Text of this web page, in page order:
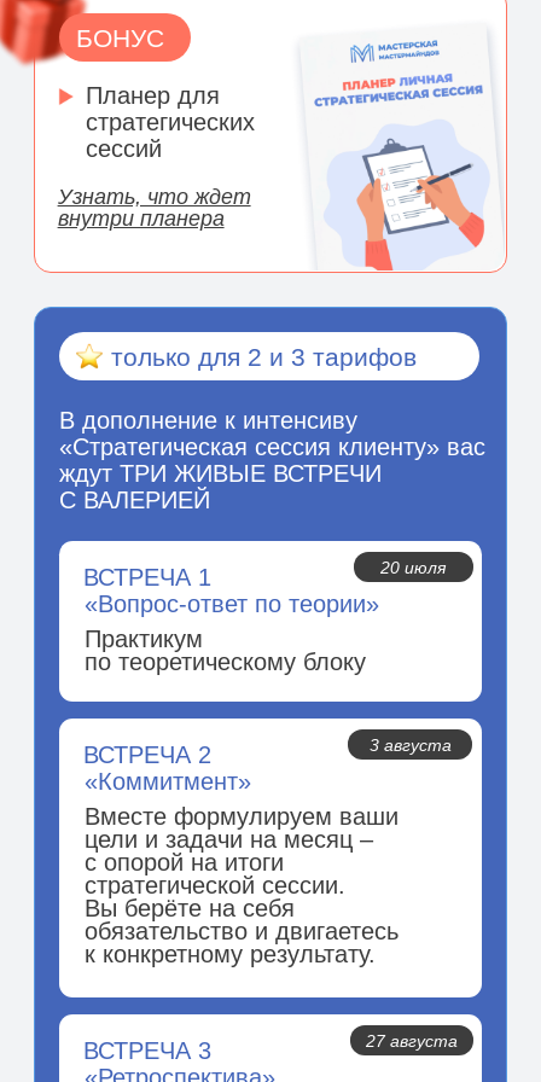
Стратегическая
сессия
может быть:
Стоимость: от 5 000 до
25 000 ₽.
продажи.
Первым самостоятельным продуктом
Клиент уже «прогрет», уже
в доверии и с целями/
запросами.
После сессии легко
продавать личку,
программу,
мастермайнд.
Отличный вход
Трипваером (особенно
групповые стратсессии)
Отлично заходит для
сообществ, команд,
открытых воркшопов.
отдельный мощный
формат.
Форматом для групповой
работы
Как старт
в образовательной
сопровождения.
Внутри мастермайнда.
Частью большого продукта
УЗНАТЬ ПРОГРАММУ
ВЫБРАТЬ ТАРИФ